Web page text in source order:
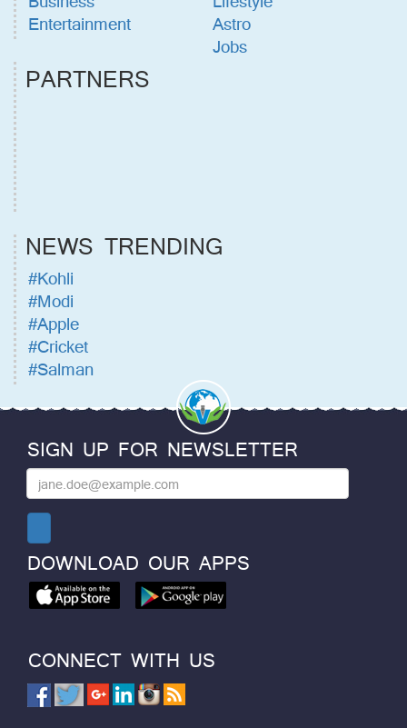
Entertainment
Astro
Jobs
PARTNERS
NEWS TRENDING
#Kohli
#Modi
#Apple
#Cricket
#Salman
SIGN UP FOR NEWSLETTER
DOWNLOAD OUR APPS
CONNECT WITH US